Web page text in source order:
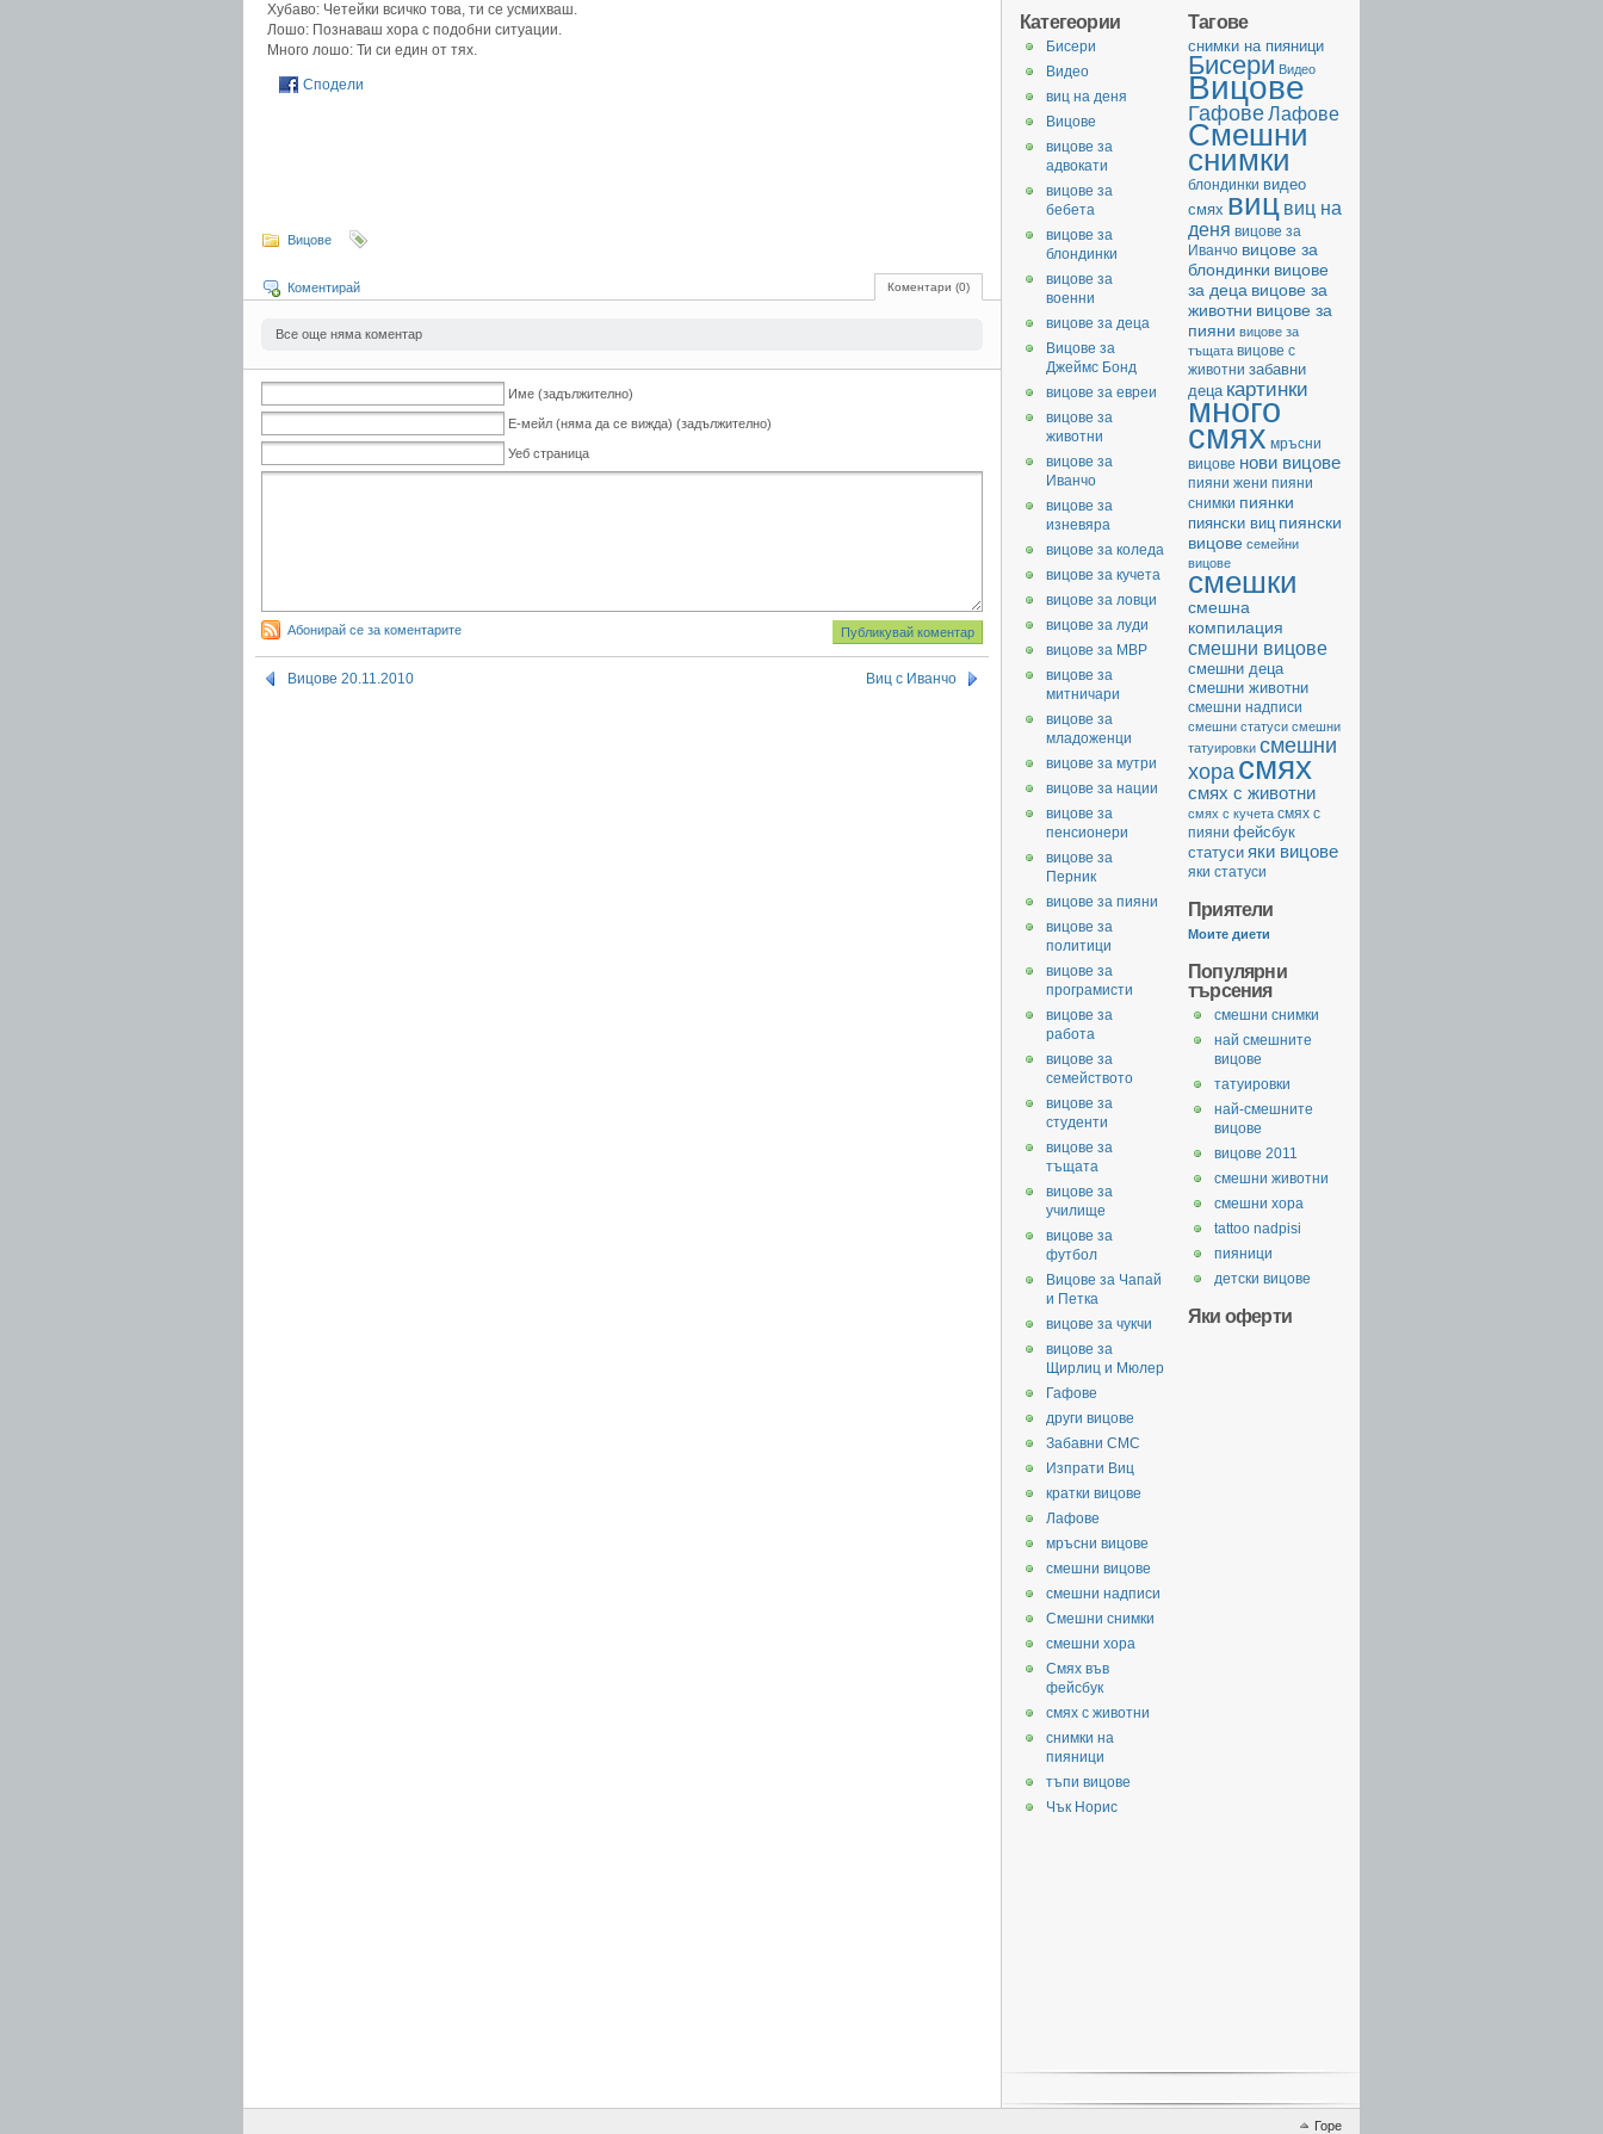
Хубаво: Четейки всичко това, ти се усмихваш.
Лошо: Познаваш хора с подобни ситуации.
Много лошо: Ти си един от тях.
Сподели
Вицове
Коментари (0)
Коментирай
Все още няма коментар
Име (задължително)
Е-мейл (няма да се вижда) (задължително)
Уеб страница
Абонирай се за коментарите
Вицове 20.11.2010 Виц с Иванчо
Тагове
cнимки на пияници
Бисери Видео
Вицове
ГафовеЛафове
Смешни
снимки
блондинки видео
смях виц виц на
деня вицове за
Иванчо вицове за
блондинки вицове
за деца вицове за
животни вицове за
пияни вицове за
тъщата вицове с
животни забавни
деца картинки
много
смях мръсни
вицове нови вицове
пияни жени пияни
снимки пиянки
пиянски виц пиянски
вицове семейни
вицове
смешки
смешна
компилация
смешни вицове
смешни деца
смешни животни
смешни надписи
смешни статуси смешни
татуировки смешни
хора смях
смях с животни
смях с кучета смях с
пияни фейсбук
статуси яки вицове
яки статуси
Приятели
Моите диети
Популярни
търсения
смешни снимки
най смешните
вицове
татуировки
най-смешните
вицове
вицове 2011
смешни животни
смешни хора
tattoo nadpisi
пияници
детски вицове
Яки оферти
Категеории
Бисери
Видео
виц на деня
Вицове
вицове за
адвокати
вицове за
бебета
вицове за
блондинки
вицове за
военни
вицове за деца
Вицове за
Джеймс Бонд
вицове за евреи
вицове за
животни
вицове за
Иванчо
вицове за
изневяра
вицове за коледа
вицове за кучета
вицове за ловци
вицове за луди
вицове за МВР
вицове за
митничари
вицове за
младоженци
вицове за мутри
вицове за нации
вицове за
пенсионери
вицове за
Перник
вицове за пияни
вицове за
политици
вицове за
програмисти
вицове за
работа
вицове за
семейството
вицове за
студенти
вицове за
тъщата
вицове за
училище
вицове за
футбол
Вицове за Чапай
и Петка
вицове за чукчи
вицове за
Щирлиц и Мюлер
Гафове
други вицове
Забавни СМС
Изпрати Виц
кратки вицове
Лафове
мръсни вицове
смешни вицове
смешни надписи
Смешни снимки
смешни хора
Смях във
фейсбук
смях с животни
снимки на
пияници
тъпи вицове
Чък Норис
Горе